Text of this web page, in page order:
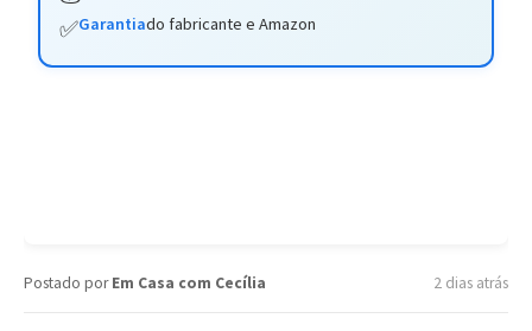
✅Garantiado fabricante e Amazon
Postado porEm Casa com Cecília 2 dias atrás